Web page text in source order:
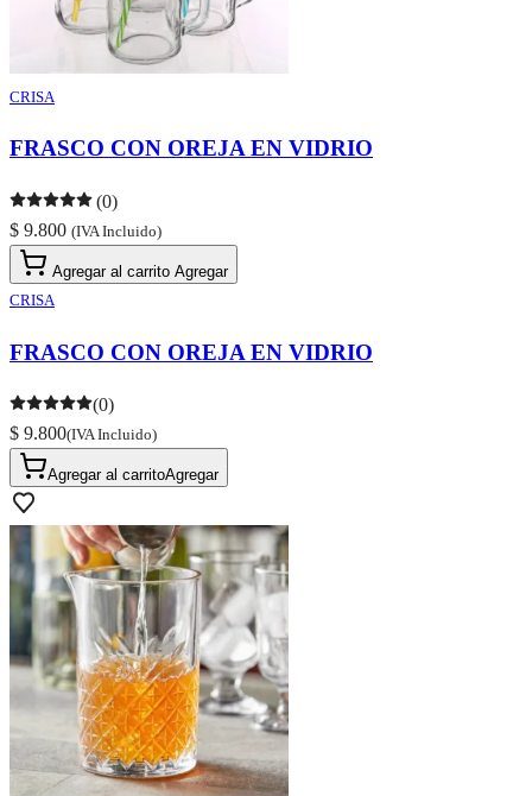
CRISA
FRASCO CON OREJA EN VIDRIO
(0)
$ 9.800 (IVA Incluido)
Agregar al carrito Agregar
CRISA
FRASCO CON OREJA EN VIDRIO
(0)
$ 9.800(IVA Incluido)
Agregar al carritoAgregar